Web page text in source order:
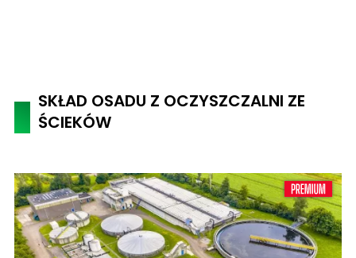
SKŁAD OSADU Z OCZYSZCZALNI ZE
ŚCIEKÓW